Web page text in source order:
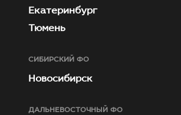
Екатеринбург
Тюмень
СИБИРСКИЙ ФО
Новосибирск
ДАЛЬНЕВОСТОЧНЫЙ ФО